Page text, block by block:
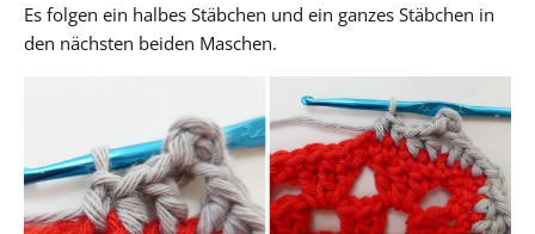
Es folgen ein halbes Stäbchen und ein ganzes Stäbchen in
den nächsten beiden Maschen.